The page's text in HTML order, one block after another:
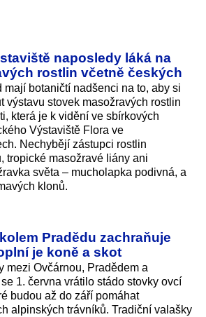
naposledy láká na
rostlin včetně českých
mají botaničtí nadšenci na to, aby si
výstavu stovek masožravých rostlin
která je k vidění ve sbírkových
Výstaviště Flora ve
Nechybějí zástupci rostlin
tropické masožravé liány ani
světa – mucholapka podivná, a
klonů.
Pradědu zachraňuje
je koně a skot
mezi Ovčárnou, Pradědem a
1. června vrátilo stádo stovky ovcí
budou až do září pomáhat
alpinských trávníků. Tradiční valašky